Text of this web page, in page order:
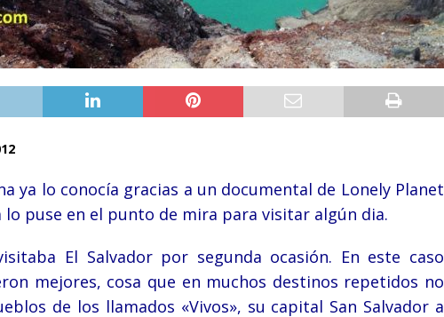
ya lo conocía gracias a un documental de Lonely Planet
lo puse en el punto de mira para visitar algún dia.
El Salvador por segunda ocasión. En este caso
mejores, cosa que en muchos destinos repetidos no
de los llamados «Vivos», su capital San Salvador a